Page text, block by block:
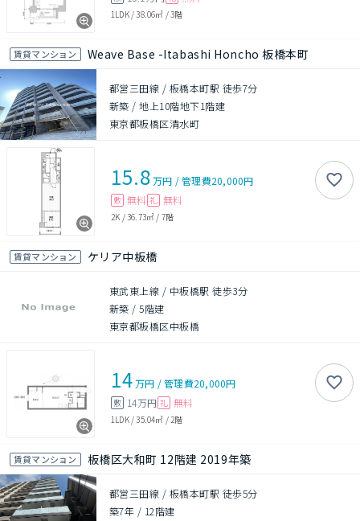
1LDK/38.06㎡ /3階
賃貸マンション Weave Base -Itabashi Honcho 板橋本町
都営三田線 / 板橋本町駅 徒歩7分
新築 /地上10階地下1階建
東京都板橋区清水町
15.8万円 /管理費20,000円
敷 無料 礼 無料
2K /36.73㎡ / 7階
賃貸マンション ケリア中板橋
東武東上線 / 中板橋駅 徒歩3分
新築 /5階建
東京都板橋区中板橋
14万円 /管理費20,000円
敷 14万円 礼 無料
1LDK/35.04㎡ / 2階
賃貸マンション 板橋区大和町 12階建 2019年築
都営三田線 / 板橋本町駅 徒歩5分
築7年 / 12階建